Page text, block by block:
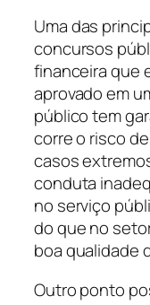
Uma das
concursos
financeira que
aprovado em
público tem
corre o risco
casos
conduta
no serviço
do que no
boa qualidade
Outro ponto